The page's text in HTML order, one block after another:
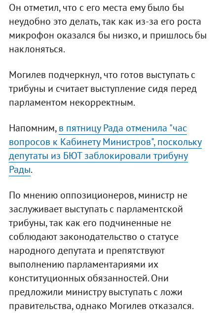
Он отметил, что с его места ему было бы
неудобно это делать, так как из-за его роста
микрофон оказался бы низко, и пришлось бы
наклоняться.
Могилев подчеркнул, что готов выступать с
трибуны и считает выступление сидя перед
парламентом некорректным.
Напомним,в пятницу Рада отменила "час
вопросов к Кабинету Министров", поскольку
депутаты из БЮТ заблокировали трибуну
Рады.
По мнению оппозиционеров, министр не
заслуживает выступать с парламентской
трибуны, так как его подчиненные не
соблюдают законодательство о статусе
народного депутата и препятствуют
выполнению парламентариями их
конституционных обязанностей. Они
предложили министру выступать с ложи
правительства, однако Могилев отказался.